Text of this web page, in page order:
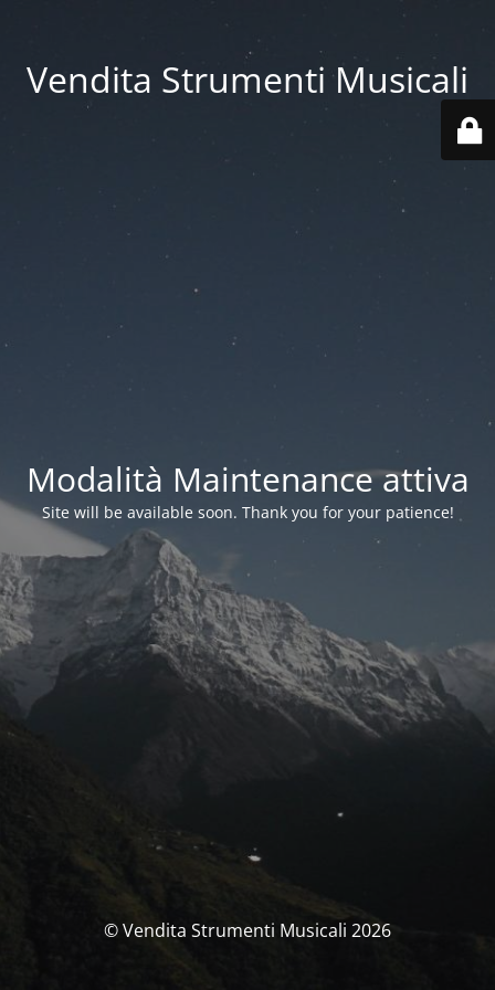
Vendita Strumenti Musicali
Modalità Maintenance attiva
Site will be available soon. Thank you for your patience!
© Vendita Strumenti Musicali 2026